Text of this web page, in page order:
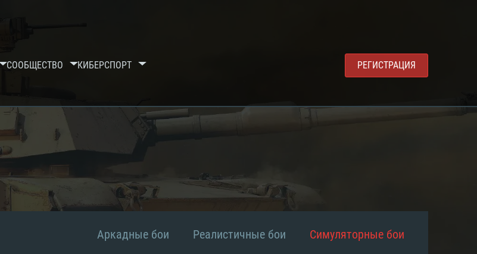
СООБЩЕСТВО КИБЕРСПОРТ РЕГИСТРАЦИЯ
Аркадные бои Реалистичные бои Симуляторные бои